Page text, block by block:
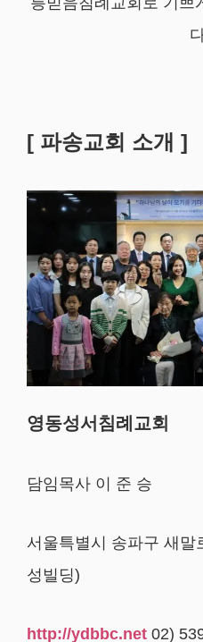
[ 파송교회 소개 ]
영동성서침례교회
담임목사 이 준 승
서울특별시 송파구 새말
성빌딩)
http://ydbbc.net 02)